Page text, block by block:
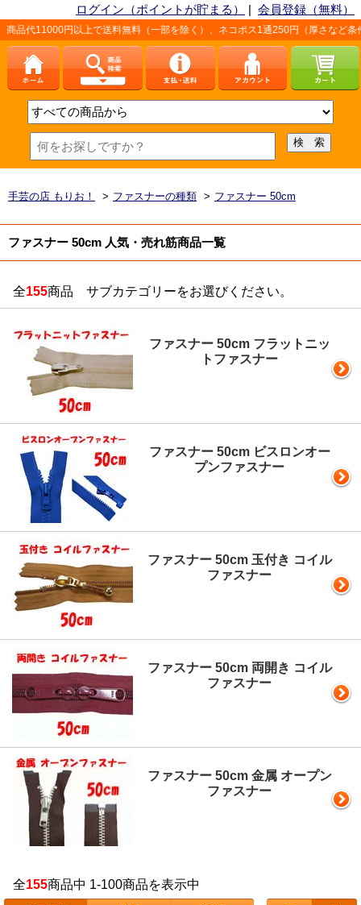
ログイン（ポイントが貯まる） | 会員登録（無料）
で送料無料（一部を除く）、ネコポス1通250円（厚さなど条件あり）。詳し
手芸の店 もりお！ > ファスナーの種類 > ファスナー 50cm
ファスナー 50cm 人気・売れ筋商品一覧
全155商品 サブカテゴリーをお選びください。
ファスナー 50cm フラットニッ
トファスナー
ファスナー 50cm ビスロンオー
プンファスナー
ファスナー 50cm 玉付き コイル
ファスナー
ファスナー 50cm 両開き コイル
ファスナー
ファスナー 50cm 金属 オープン
ファスナー
全155商品中 1-100商品を表示中